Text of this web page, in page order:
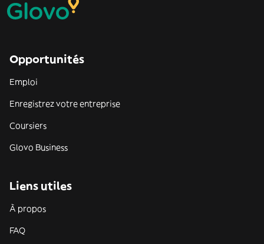
Opportunités
Emploi
Enregistrez votre entreprise
Coursiers
Glovo Business
Liens utiles
À propos
FAQ